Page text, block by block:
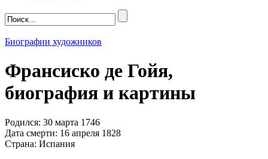
Биографии художников
Франсиско де Гойя,
биография и картины
Родился: 30 марта 1746
Дата смерти: 16 апреля 1828
Страна: Испания